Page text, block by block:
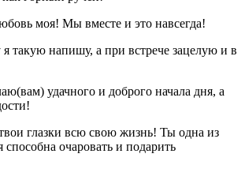
моя! Мы вместе и это навсегда!
я такую напишу, а при встрече зацелую и в
удачного и доброго начала дня, а
глазки всю свою жизнь! Ты одна из
способна очаровать и подарить